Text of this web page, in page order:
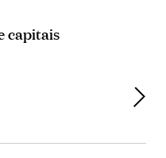
capitais